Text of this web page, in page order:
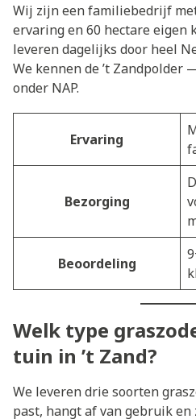
Wij zijn een familiebedrijf
ervaring en 60 hectare eigen
leveren dagelijks door heel
We kennen de ’t Zandpolder
onder NAP.
Ervaring
Bezorging
Beoordeling
Welk type
tuin in ’t Zand?
We leveren drie soorten
past, hangt af van gebruik en